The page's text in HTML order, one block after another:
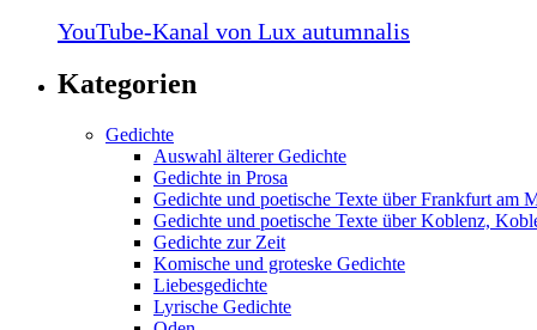
YouTube-Kanal von Lux autumnalis
Kategorien
Gedichte
Auswahl älterer Gedichte
Gedichte in Prosa
Gedichte und poetische Texte über Frankfurt am
Gedichte und poetische Texte über Koblenz,
Gedichte zur Zeit
Komische und groteske Gedichte
Liebesgedichte
Lyrische Gedichte